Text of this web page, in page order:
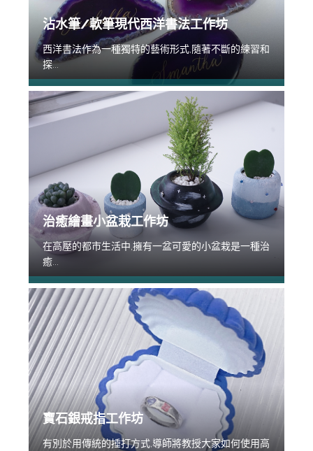
沾水筆/軟筆現代西洋書法工作坊
西洋書法作為一種獨特的藝術形式,隨著不斷的練習和
探...
治癒繪畫小盆栽工作坊
在高壓的都市生活中,擁有一盆可愛的小盆栽是一種治
癒...
寶石銀戒指工作坊
有別於用傳統的捶打方式,導師將教授大家如何使用高